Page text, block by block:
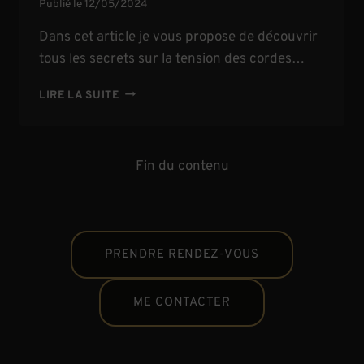
Publié le 12/05/2024
Dans cet article je vous propose de découvrir
tous les secrets sur la tension des cordes…
LIRE LA SUITELA
Fin du contenu
PRENDRE RENDEZ-VOUS
ME CONTACTER